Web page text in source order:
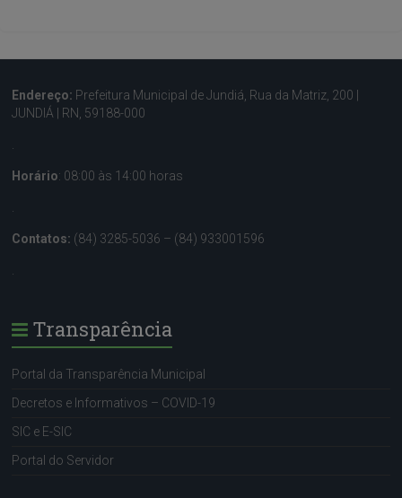
Endereço: Prefeitura Municipal de Jundiá, Rua da Matriz, 200 |
JUNDIÁ | RN, 59188-000
Horário: 08:00 às 14:00 horas
Contatos: (84) 3285-5036 – (84) 933001596
Transparência
Portal da Transparência Municipal
Decretos e Informativos – COVID-19
SIC e E-SIC
Portal do Servidor